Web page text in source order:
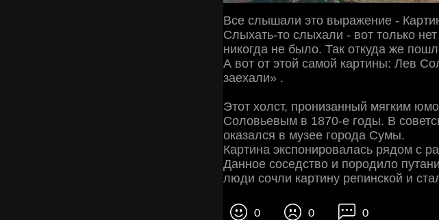
Все слышали это выражение -
Слыхать-то слыхали - вот только
никогда не было. Так откуда же
А вот от этой самой картины: Лев
заехали» .
Этот холст, пронизанный мягким
Соловьевым в 1870-е годы. В
оказался в музее города Сумы.
Картина экспонировалась рядом с
Данное соседство и породило
люди сочли картину репинской и
0 0 0